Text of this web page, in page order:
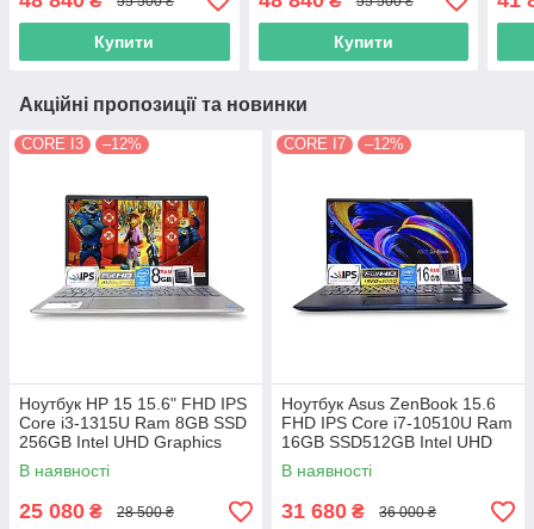
GeForce RTX 4050 6GB
Купити
3050TI
Купити
Акційні пропозиції та новинки
CORE I3 –12%
Ноутбук HP 15 15.6" FHD IPS
Сore i3-1315U Ram 8GB SSD
256GB Intel UHD Graphics
В наявності
25 080 ₴ 28 500 ₴
CORE I7 –12%
Ноутбук Asus ZenBook 15.6
FHD IPS Core i7-10510U Ram
16GB SSD512GB Intel UHD
Graphics
В наявності
31 680 ₴ 36 000 ₴